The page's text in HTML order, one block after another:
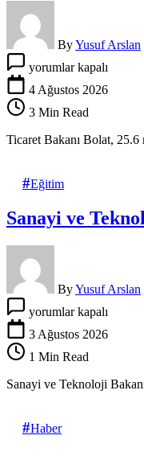
ByYusuf Arslan
temmuzda
tam
rekor
için
yorumlar kapalı
4 Ağustos 2026
3 Min Read
Ticaret Bakanı Bolat, 25.6
Eğitim
Sanayi ve
ByYusuf Arslan
ve
Teknoloji
Kacır,
ayı
değerlendirdi
yorumlar kapalı
3 Ağustos 2026
1 Min Read
Sanayi ve Teknoloji
Haber